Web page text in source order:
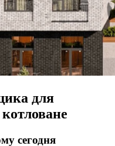
для
сегодня